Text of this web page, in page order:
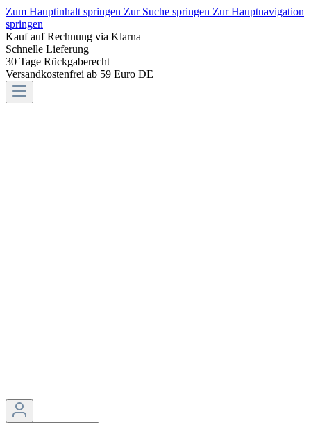
Zum Hauptinhalt springen Zur Suche springen Zur Hauptnavigation
springen
Kauf auf Rechnung via Klarna
Schnelle Lieferung
30 Tage Rückgaberecht
Versandkostenfrei ab 59 Euro DE